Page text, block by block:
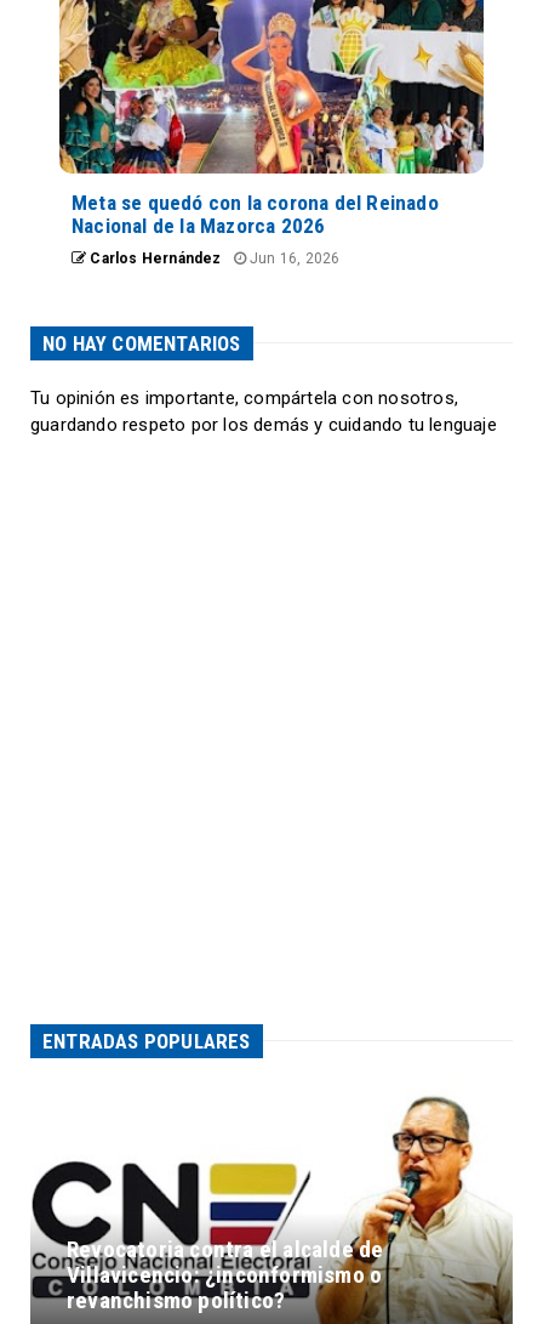
Meta se quedó con la corona del Reinado
Nacional de la Mazorca 2026
Carlos Hernández Jun 16, 2026
NO HAY COMENTARIOS
Tu opinión es importante, compártela con nosotros,
guardando respeto por los demás y cuidando tu lenguaje
ENTRADAS POPULARES
Revocatoria contra el alcalde de
Villavicencio: ¿inconformismo o
revanchismo político?